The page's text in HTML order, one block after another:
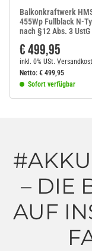
Balkonkraftwerk
455Wp Fullblack N-
nach §12 Abs. 3 UstG
€ 499,95
inkl. 0% USt.
Netto: € 499,95
Sofort verfügbar
– DIE
AUF